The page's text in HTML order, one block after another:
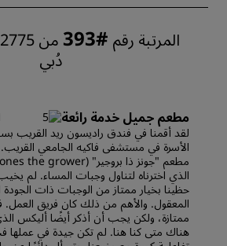
المرتبة رقم #393
دُبي
مطعم جميل خدمة رائعة
لقد أقمنا في فندق راديسون ريد القريب
الأسرة في مستشفى فاكيه الجامعي
الذي اخترناه لتناول وجبات المساء. لم
حظينا بخيار ممتاز من الوجبات ذات الجودة
المعقول. والأهم من ذلك كان فريق العمل.
ممتازة، ولكن يجب أن أذكر أيضًا أليكس
هناك متى كنا هنا. لم تكن جيدة في عملها